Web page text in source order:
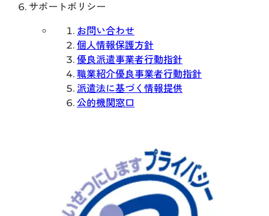
サポートポリシー
お問い合わせ
個人情報保護方針
優良派遣事業者行動指針
職業紹介優良事業者行動指針
派遣法に基づく情報提供
公的機関窓口